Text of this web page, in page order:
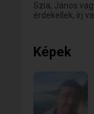
Szia, János
érdekellek, írj
Képek